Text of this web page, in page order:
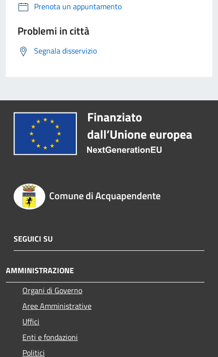
Prenota un appuntamento
Problemi in città
Segnala disservizio
Comune di Acquapendente
SEGUICI SU
AMMINISTRAZIONE
Organi di Governo
Aree Amministrative
Uffici
Enti e fondazioni
Politici